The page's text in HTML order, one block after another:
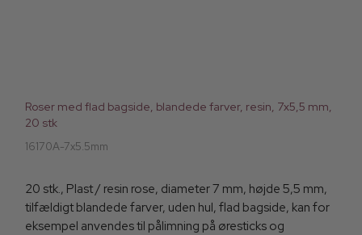
Roser med flad bagside, blandede farver, resin, 7x5,5 mm,
20 stk
16170A-7x5.5mm
20 stk., Plast / resin rose, diameter 7 mm, højde 5,5 mm,
tilfældigt blandede farver, uden hul, flad bagside, kan for
eksempel anvendes til pålimning på øresticks og